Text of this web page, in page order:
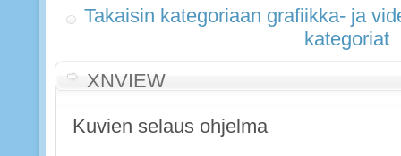
Takaisin kategoriaan grafiikka- ja
kategoriat
XNVIEW
Kuvien selaus ohjelma